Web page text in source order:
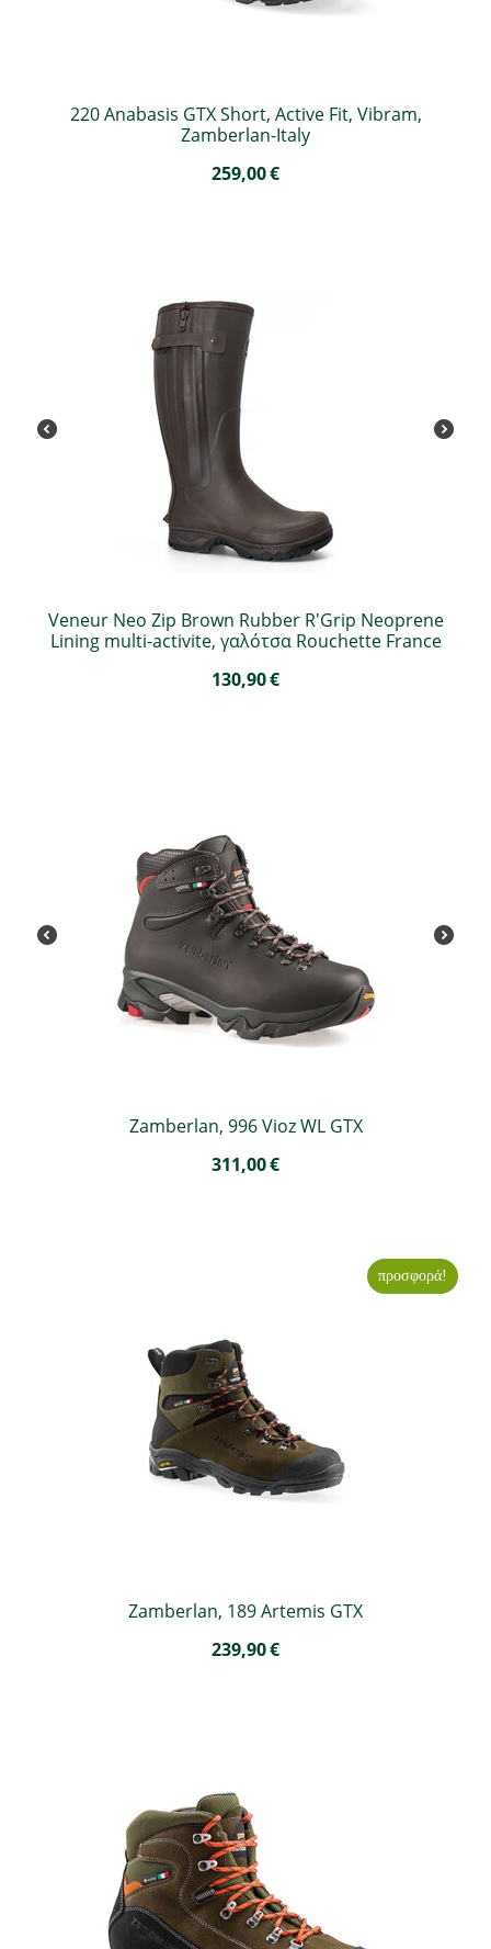
220 Anabasis GTX Short, Active Fit, Vibram,
Zamberlan-Italy
259,00€
Veneur Neo Zip Brown Rubber R'Grip Neoprene
Lining multi-activite, γαλότσα Rouchette France
130,90€
Zamberlan, 996 Vioz WL GTX
311,00€
προσφορά!
Zamberlan, 189 Artemis GTX
239,90€